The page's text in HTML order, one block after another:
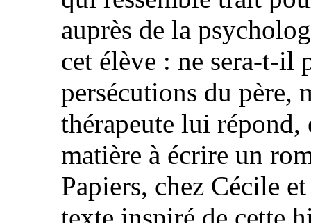
auprès de la
cet élève : ne sera-t-il
persécutions du père,
thérapeute lui répond,
matière à écrire un
Papiers, chez Cécile
texte inspiré de cette